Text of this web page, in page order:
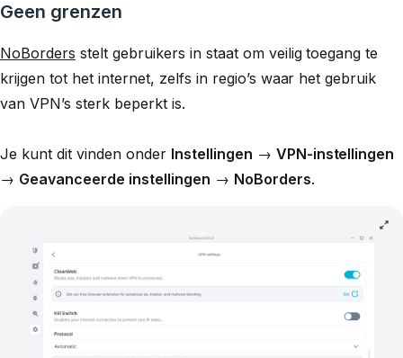
Geen grenzen
NoBorders stelt gebruikers in staat om veilig toegang te
krijgen tot het internet, zelfs in regio’s waar het gebruik
van VPN’s sterk beperkt is.
Je kunt dit vinden onder Instellingen → VPN-instellingen
→ Geavanceerde instellingen → NoBorders.